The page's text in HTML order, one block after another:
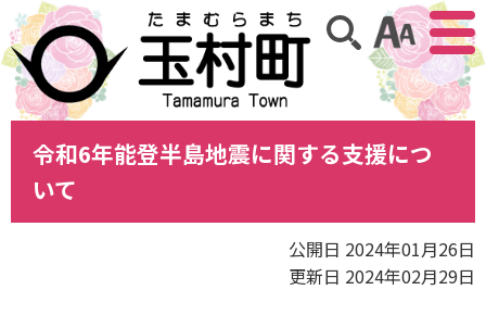
アクセ
サイト内検索
令和6年能登半島地震に関する支援につ
いて
公開日 2024年01月26日
更新日 2024年02月29日